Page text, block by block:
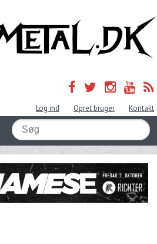
Log ind Opret bruger Kontakt